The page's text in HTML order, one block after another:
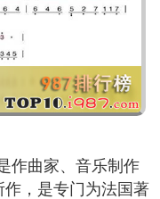
作曲家、音乐制作
作，是专门为法国著